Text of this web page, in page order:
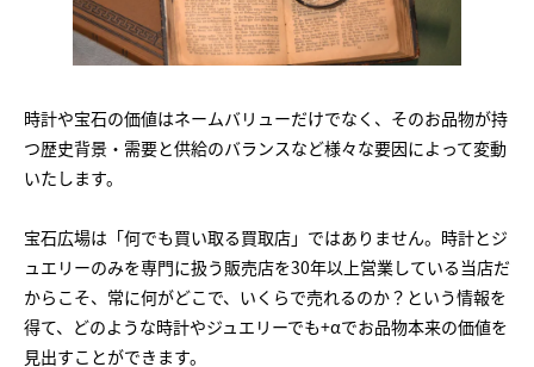
時計や宝石の価値はネームバリューだけでなく、そのお品物が持
つ歴史背景・需要と供給のバランスなど様々な要因によって変動
いたします。
宝石広場は「何でも買い取る買取店」ではありません。時計とジ
ュエリーのみを専門に扱う販売店を30年以上営業している当店だ
からこそ、常に何がどこで、いくらで売れるのか？という情報を
得て、どのような時計やジュエリーでも+αでお品物本来の価値を
見出すことができます。